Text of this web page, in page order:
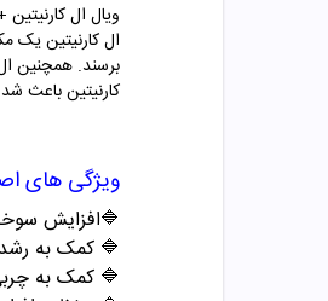
ویال ال کارنیتین + قهوه
ال کارنیتین یک
برسند. همچنین
کارنیتین باعث
ویژگی های
🔷افزایش
🔷 کمک به
🔷 کمک به